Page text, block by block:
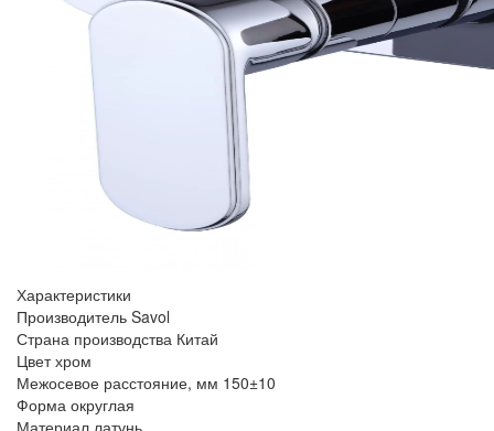
Характеристики
Производитель Savol
Страна производства Китай
Цвет хром
Межосевое расстояние, мм 150±10
Форма округлая